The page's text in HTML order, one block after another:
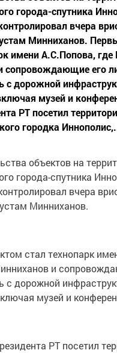
города-спутника
вчера
Минниханов.
имени А.С.Попова, где
сопровождающие его
с дорожной
музей и
РТ посетил
городка
объектов на
города-спутника
вчера
Минниханов.
стал технопарк
и
с дорожной
музей и
РТ посетил